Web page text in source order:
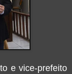
e vice-prefeito